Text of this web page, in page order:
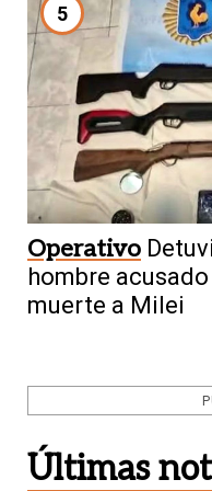
5
Operativo
hombre
muerte a Milei
Últimas